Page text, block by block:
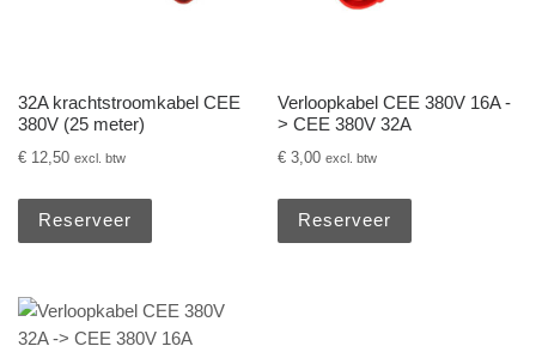
32A krachtstroomkabel CEE
380V (25 meter)
€ 12,50 excl. btw
Reserveer
Verloopkabel CEE 380V 16A -
> CEE 380V 32A
€ 3,00 excl. btw
Reserveer